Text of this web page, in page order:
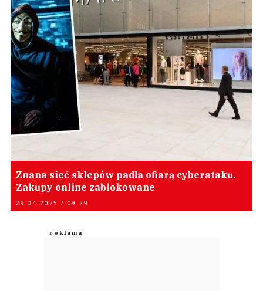
Znana sieć sklepów padła ofiarą cyberataku.
Zakupy online zablokowane
29.04.2025 / 09:29